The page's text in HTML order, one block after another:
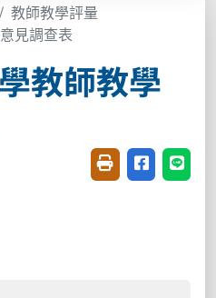
教師教學評量
見調查表
教師教學
友善列印(開新視
分享至臉書
分享